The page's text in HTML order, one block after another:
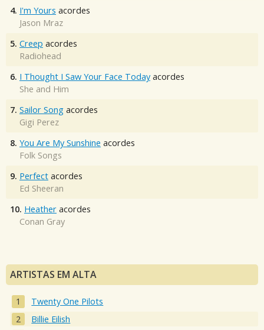
4. I'm Yours acordes
Jason Mraz
5. Creep acordes
Radiohead
6. I Thought I Saw Your Face Today acordes
She and Him
7. Sailor Song acordes
Gigi Perez
8. You Are My Sunshine acordes
Folk Songs
9. Perfect acordes
Ed Sheeran
10. Heather acordes
Conan Gray
ARTISTAS EM ALTA
Twenty One Pilots
Billie Eilish